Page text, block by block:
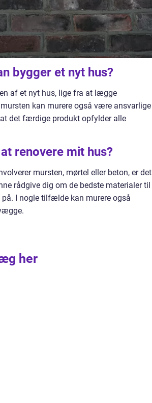
bygger et nyt hus?
af et nyt hus, lige fra at lægge
kan murere også være ansvarlige
det færdige produkt opfylder alle
renovere mit hus?
mursten, mørtel eller beton, er det
rådgive dig om de bedste materialer til
I nogle tilfælde kan murere også
her